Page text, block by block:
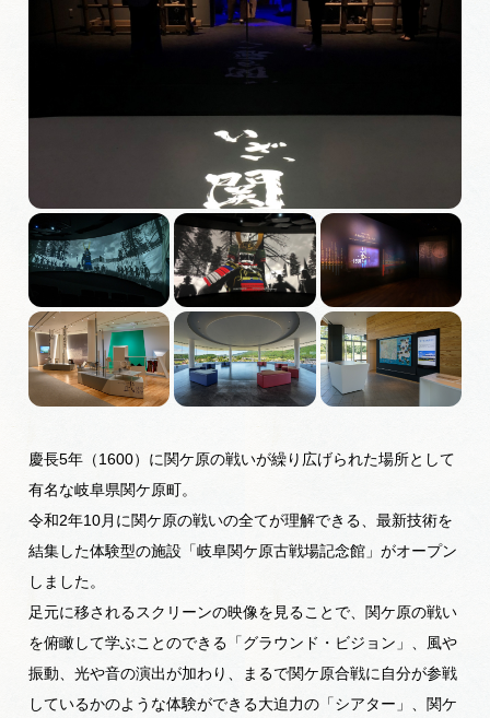
お問い合わせ
サイトポリシー
慶長5年（1600）に関ケ原の戦いが繰り広げられた場所として
有名な岐阜県関ケ原町。
令和2年10月に関ケ原の戦いの全てが理解できる、最新技術を
結集した体験型の施設「岐阜関ケ原古戦場記念館」がオープン
しました。
足元に移されるスクリーンの映像を見ることで、関ケ原の戦い
を俯瞰して学ぶことのできる「グラウンド・ビジョン」、風や
振動、光や音の演出が加わり、まるで関ケ原合戦に自分が参戦
しているかのような体験ができる大迫力の「シアター」、関ケ